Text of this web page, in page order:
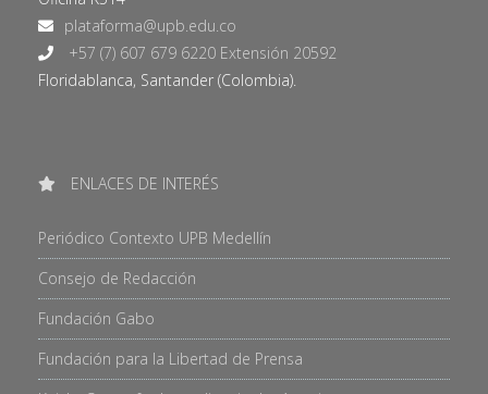
+57 (7) 607 679 6220 Extensión 20592
Floridablanca, Santander (Colombia).
ENLACES DE INTERÉS
Periódico Contexto UPB Medellín
Consejo de Redacción
Fundación Gabo
Fundación para la Libertad de Prensa